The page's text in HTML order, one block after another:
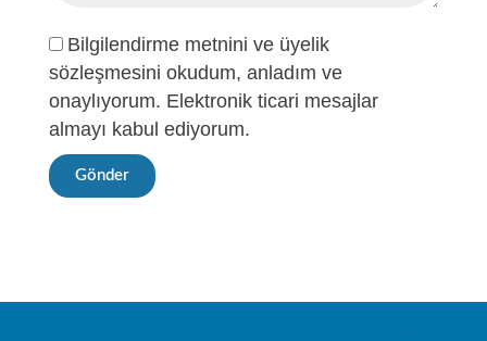
Bilgilendirme metnini ve üyelik
sözleşmesini okudum, anladım ve
onaylıyorum. Elektronik ticari mesajlar
almayı kabul ediyorum.
Gönder